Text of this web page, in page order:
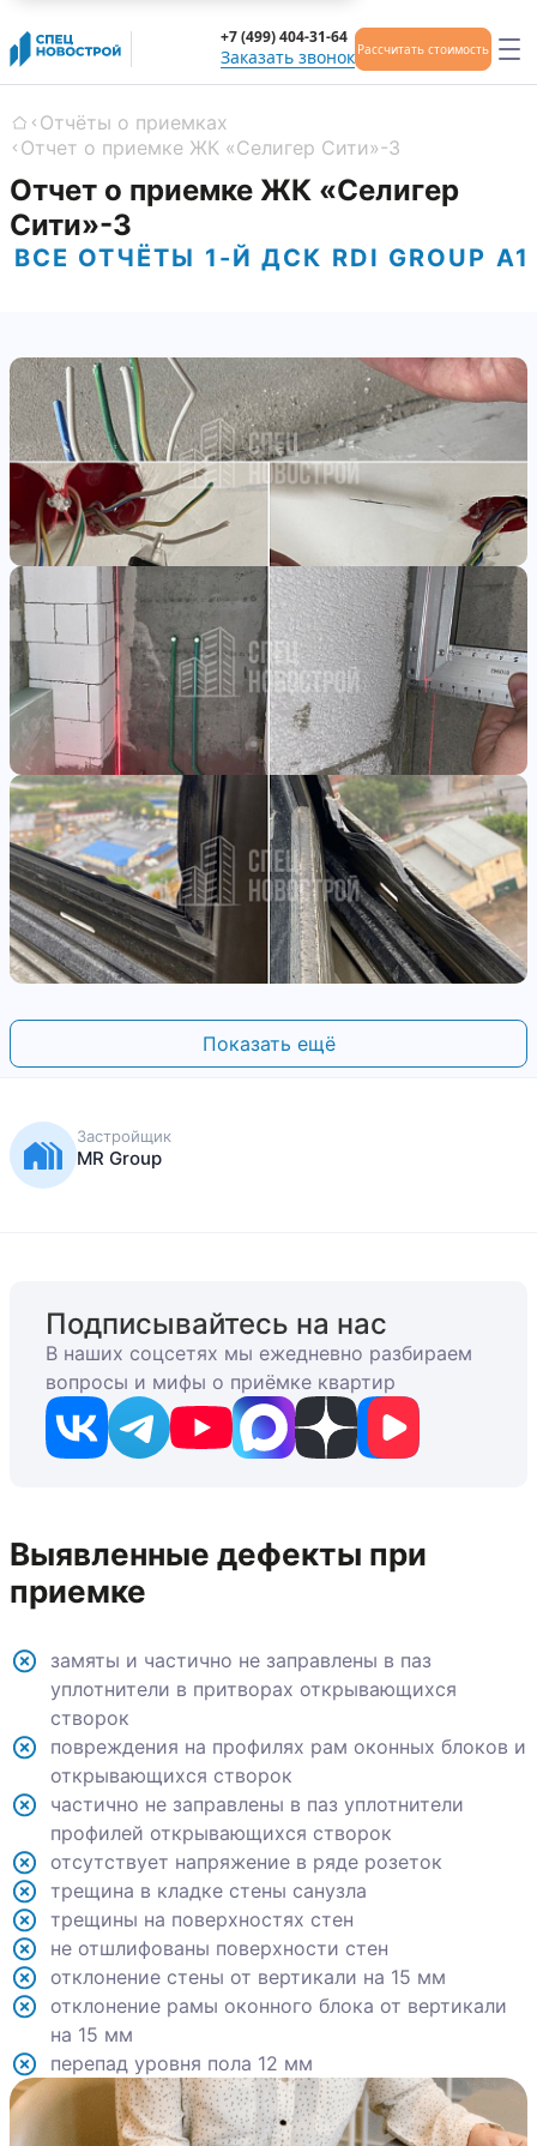
Заказать звонок
+7 (499) 404-31-64
Рассчитать стоимость
Главная
Отчёты о приемках
Отчет о приемке ЖК «Селигер Сити»-3
Отчет о приемке ЖК «Селигер
Сити»-3
ВСЕ ОТЧЁТЫ 1-Й ДСК RDI GROUP
Показать ещё
Застройщик
MR Group
Подписывайтесь на нас
В наших соцсетях мы ежедневно разбираем
вопросы и мифы о приёмке квартир
Выявленные дефекты при
приемке
замяты и частично не заправлены в паз
уплотнители в притворах открывающихся
створок
повреждения на профилях рам оконных блоков и
открывающихся створок
частично не заправлены в паз уплотнители
профилей открывающихся створок
отсутствует напряжение в ряде розеток
трещина в кладке стены санузла
трещины на поверхностях стен
не отшлифованы поверхности стен
отклонение стены от вертикали на 15 мм
отклонение рамы оконного блока от вертикали
на 15 мм
перепад уровня пола 12 мм